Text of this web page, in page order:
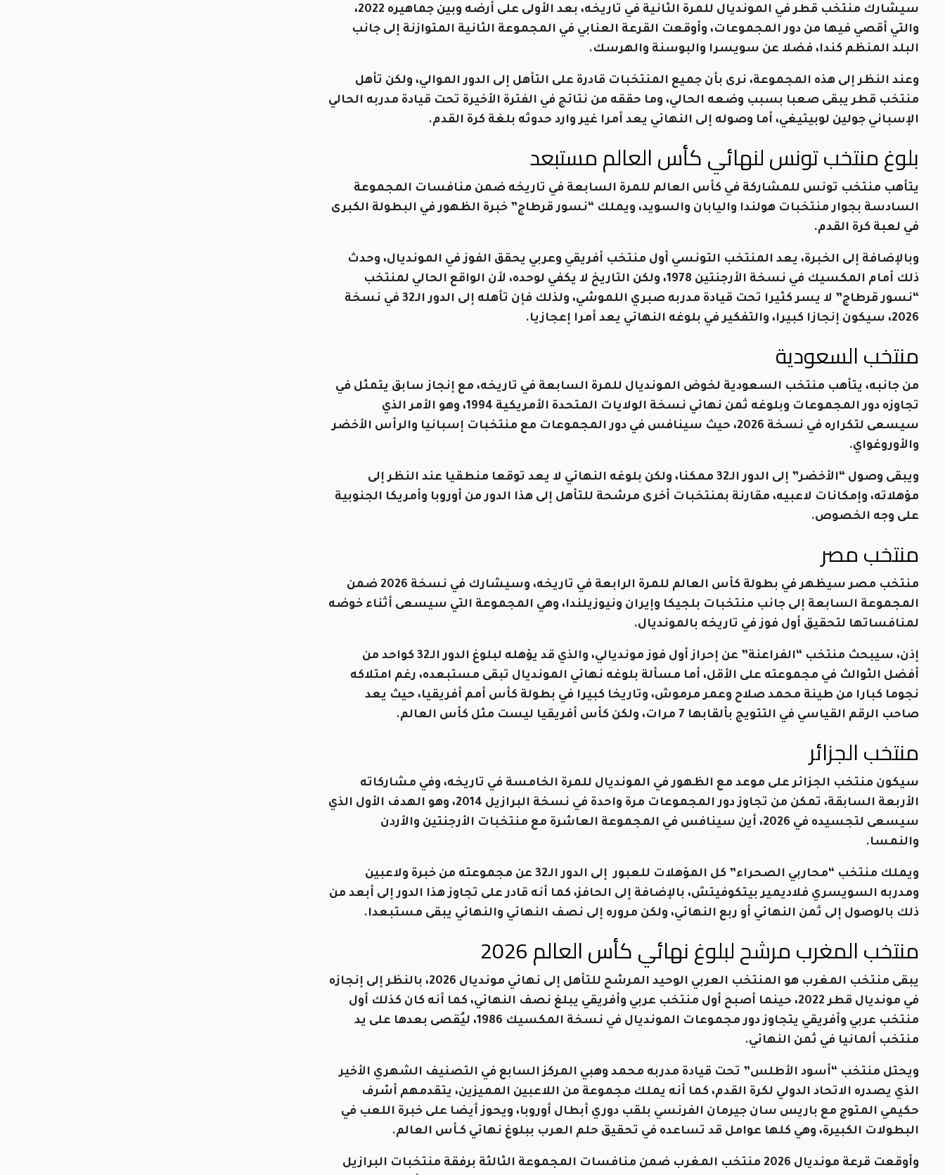
سيشارك منتخب قطر في المونديال للمرة الثانية في تاريخه، بعد الأولى على أرضه وبين جماهيره 2022،
والتي أقصي فيها من دور المجموعات، وأوقعت القرعة العنابي في المجموعة الثانية المتوازنة إلى جانب
البلد المنظم كندا، فضلا عن سويسرا والبوسنة والهرسك.
وعند النظر إلى هذه المجموعة، نرى بأن جميع المنتخبات قادرة على التأهل إلى الدور الموالي، ولكن تأهل
منتخب قطر يبقى صعبا بسبب وضعه الحالي، وما حققه من نتائج في الفترة الأخيرة تحت قيادة مدربه الحالي
الإسباني جولين لوبيتيغي، أما وصوله إلى النهائي يعد أمرا غير وارد حدوثه بلغة كرة القدم.
بلوغ منتخب تونس لنهائي كأس العالم مستبعد
يتأهب منتخب تونس للمشاركة في كأس العالم للمرة السابعة في تاريخه ضمن منافسات المجموعة
السادسة بجوار منتخبات هولندا واليابان والسويد، ويملك “نسور قرطاج” خبرة الظهور في البطولة الكبرى
في لعبة كرة القدم.
وبالإضافة إلى الخبرة، يعد المنتخب التونسي أول منتخب أفريقي وعربي يحقق الفوز في المونديال، وحدث
ذلك أمام المكسيك في نسخة الأرجنتين 1978، ولكن التاريخ لا يكفي لوحده، لأن الواقع الحالي لمنتخب
“نسور قرطاج” لا يسر كثيرا تحت قيادة مدربه صبري اللموشي، ولذلك فإن تأهله إلى الدور الـ32 في نسخة
2026، سيكون إنجازا كبيرا، والتفكير في بلوغه النهائي يعد أمرا إعجازيا.
منتخب السعودية
من جانبه، يتأهب منتخب السعودية لخوض المونديال للمرة السابعة في تاريخه، مع إنجاز سابق يتمثل في
تجاوزه دور المجموعات وبلوغه ثمن نهائي نسخة الولايات المتحدة الأمريكية 1994، وهو الأمر الذي
سيسعى لتكراره في نسخة 2026، حيث سينافس في دور المجموعات مع منتخبات إسبانيا والرأس الأخضر
والأوروغواي.
ويبقى وصول “الأخضر” إلى الدور الـ32 ممكنا، ولكن بلوغه النهائي لا يعد توقعا منطقيا عند النظر إلى
مؤهلاته، وإمكانات لاعبيه، مقارنة بمنتخبات أخرى مرشحة للتأهل إلى هذا الدور من أوروبا وأمريكا الجنوبية
على وجه الخصوص.
منتخب مصر
منتخب مصر سيظهر في بطولة كأس العالم للمرة الرابعة في تاريخه، وسيشارك في نسخة 2026 ضمن
المجموعة السابعة إلى جانب منتخبات بلجيكا وإيران ونيوزيلندا، وهي المجموعة التي سيسعى أثناء خوضه
لمنافساتها لتحقيق أول فوز في تاريخه بالمونديال.
إذن، سيبحث منتخب “الفراعنة” عن إحراز أول فوز مونديالي، والذي قد يؤهله لبلوغ الدور الـ32 كواحد من
أفضل الثوالث في مجموعته على الأقل، أما مسألة بلوغه نهائي المونديال تبقى مستبعده، رغم امتلاكه
نجوما كبارا من طينة محمد صلاح وعمر مرموش، وتاريخا كبيرا في بطولة كأس أمم أفريقيا، حيث يعد
صاحب الرقم القياسي في التتويج بألقابها 7 مرات، ولكن كأس أفريقيا ليست مثل كأس العالم.
منتخب الجزائر
سيكون منتخب الجزائر على موعد مع الظهور في المونديال للمرة الخامسة في تاريخه، وفي مشاركاته
الأربعة السابقة، تمكن من تجاوز دور المجموعات مرة واحدة في نسخة البرازيل 2014، وهو الهدف الأول الذي
سيسعى لتجسيده في 2026، أين سينافس في المجموعة العاشرة مع منتخبات الأرجنتين والأردن
والنمسا.
ويملك منتخب “محاربي الصحراء” كل المؤهلات للعبور إلى الدور الـ32 عن مجموعته من خبرة ولاعبين
ومدربه السويسري فلاديمير بيتكوفيتش، بالإضافة إلى الحافز، كما أنه قادر على تجاوز هذا الدور إلى أبعد من
ذلك بالوصول إلى ثمن النهائي أو ربع النهائي، ولكن مروره إلى نصف النهائي والنهائي يبقى مستبعدا.
منتخب المغرب مرشح لبلوغ نهائي كأس العالم 2026
يبقى منتخب المغرب هو المنتخب العربي الوحيد المرشح للتأهل إلى نهائي مونديال 2026، بالنظر إلى إنجازه
في مونديال قطر 2022، حينما أصبح أول منتخب عربي وأفريقي يبلغ نصف النهائي، كما أنه كان كذلك أول
منتخب عربي وأفريقي يتجاوز دور مجموعات المونديال في نسخة المكسيك 1986، ليُقصى بعدها على يد
منتخب ألمانيا في ثمن النهائي.
ويحتل منتخب “أسود الأطلس” تحت قيادة مدربه محمد وهبي المركز السابع في التصنيف الشهري الأخير
الذي يصدره الاتحاد الدولي لكرة القدم، كما أنه يملك مجموعة من اللاعبين المميزين، يتقدمهم أشرف
حكيمي المتوج مع باريس سان جيرمان الفرنسي بلقب دوري أبطال أوروبا، ويحوز أيضا على خبرة اللعب في
البطولات الكبيرة، وهي كلها عوامل قد تساعده في تحقيق حلم العرب ببلوغ نهائي كـأس العالم.
وأوقعت قرعة مونديال 2026 منتخب المغرب ضمن منافسات المجموعة الثالثة برفقة منتخبات البرازيل